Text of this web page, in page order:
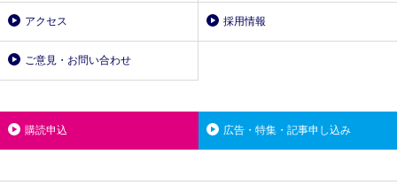
アクセス 採用情報
ご意見・お問い合わせ
購読申込 広告・特集・記事申し込み